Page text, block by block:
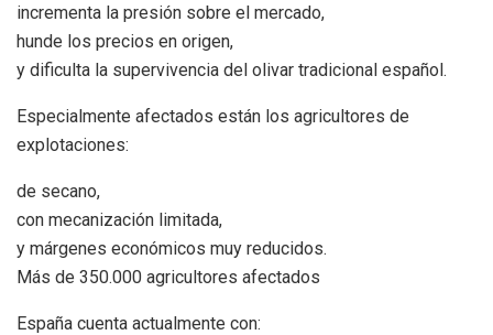
incrementa la presión sobre el mercado,
hunde los precios en origen,
y dificulta la supervivencia del olivar tradicional español.
Especialmente afectados están los agricultores de
explotaciones:
de secano,
con mecanización limitada,
y márgenes económicos muy reducidos.
Más de 350.000 agricultores afectados
España cuenta actualmente con: